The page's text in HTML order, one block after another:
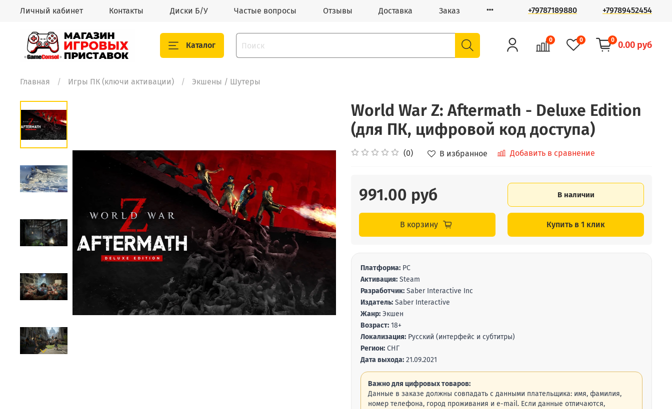
Личный кабинет Контакты Диски Б/У Частые вопросы Отзывы Доставка Заказ +79787189880 +79789452454
Каталог
0 0 0 0.00 руб
Главная Игры ПК (ключи активации) Экшены / Шутеры
World War Z: Aftermath - Deluxe Edition
(для ПК, цифровой код доступа)
(0) В избранное Добавить в сравнение
991.00 руб В наличии
В корзину Купить в 1 клик
Платформа: PC
Активация: Steam
Разработчик: Saber Interactive Inc
Издатель: Saber Interactive
Жанр: Экшен
Возраст: 18+
Локализация: Русский (интерфейс и субтитры)
Регион: СНГ
Дата выхода: 21.09.2021
Важно для цифровых товаров:
Данные в заказе должны совпадать с данными плательщика: имя, фамилия,
номер телефона, город проживания и e-mail. Если данные отличаются,